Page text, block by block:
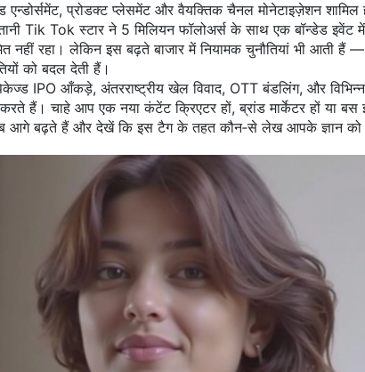
एन्डोर्समेंट, प्रोडक्ट प्लेसमेंट और वैयक्तिक चैनल मोनेटाइज़ेशन
Tik Tok स्टार ने 5 मिलियन फॉलोअर्स के साथ एक बॉन्डेड इवेंट में
रहा। लेकिन इस बढ़ते बाजार में नियामक चुनौतियां भी आती हैं
को बदल देती हैं।
IPO आँकड़े, अंतरराष्ट्रीय खेल विवाद, OTT बंडलिंग, और विभिन्न
हैं। चाहे आप एक नया कंटेंट क्रिएटर हों, ब्रांड मार्केटर हों या बस
अब आगे बढ़ते हैं और देखें कि इस टैग के तहत कौन‑से लेख आपके ज्ञान को